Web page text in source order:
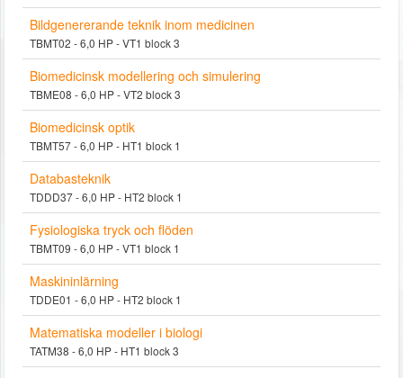
Bildgenererande teknik inom medicinen
TBMT02 - 6,0 HP - VT1 block 3
Biomedicinsk modellering och simulering
TBME08 - 6,0 HP - VT2 block 3
Biomedicinsk optik
TBMT57 - 6,0 HP - HT1 block 1
Databasteknik
TDDD37 - 6,0 HP - HT2 block 1
Fysiologiska tryck och flöden
TBMT09 - 6,0 HP - VT1 block 1
Maskininlärning
TDDE01 - 6,0 HP - HT2 block 1
Matematiska modeller i biologi
TATM38 - 6,0 HP - HT1 block 3